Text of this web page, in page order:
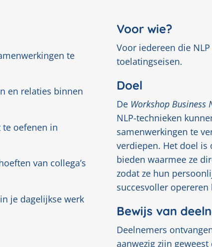
te
en relaties binnen
oefenen in
van collega’s
je dagelijkse werk
Voor wie?
Voor iedereen die
toelatingseisen.
Doel
De Workshop Business
NLP-technieken
samenwerkingen te
verdiepen. Het doel
bieden waarmee ze
zodat ze hun
succesvoller
Bewijs van
Deelnemers
aanwezig zijn